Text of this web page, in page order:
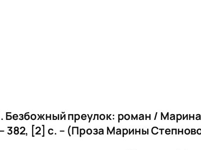
Безбожный преулок: роман /
382, [2] с. – (Проза Марины